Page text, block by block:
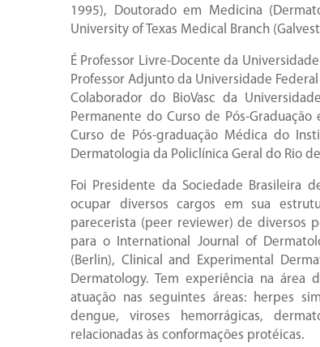
1995), Doutorado em Medicina
University of Texas Medical Branch
É Professor Livre-Docente da
Professor Adjunto da Universidade
Colaborador do BioVasc da
Permanente do Curso de Pós-
Curso de Pós-graduação Médica do
Dermatologia da Policlínica Geral do Rio de
Foi Presidente da Sociedade Brasileira
ocupar diversos cargos em sua
parecerista (peer reviewer) de diversos
para o International Journal of
(Berlin), Clinical and Experimental
Dermatology. Tem experiência na área
atuação nas seguintes áreas: herpes
dengue, viroses hemorrágicas,
relacionadas às conformações protéicas.